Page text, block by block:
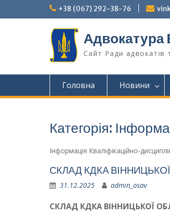
+38 (067) 292-38-76
Адвокатура
Сайт Ради адвокатів
Головна Новини
Категорія:
Інформація Кваліфікаційно-
СКЛАД КДКА
31.12.2025 admin_osav
СКЛАД КДКА ВІННИЦЬКОЇ